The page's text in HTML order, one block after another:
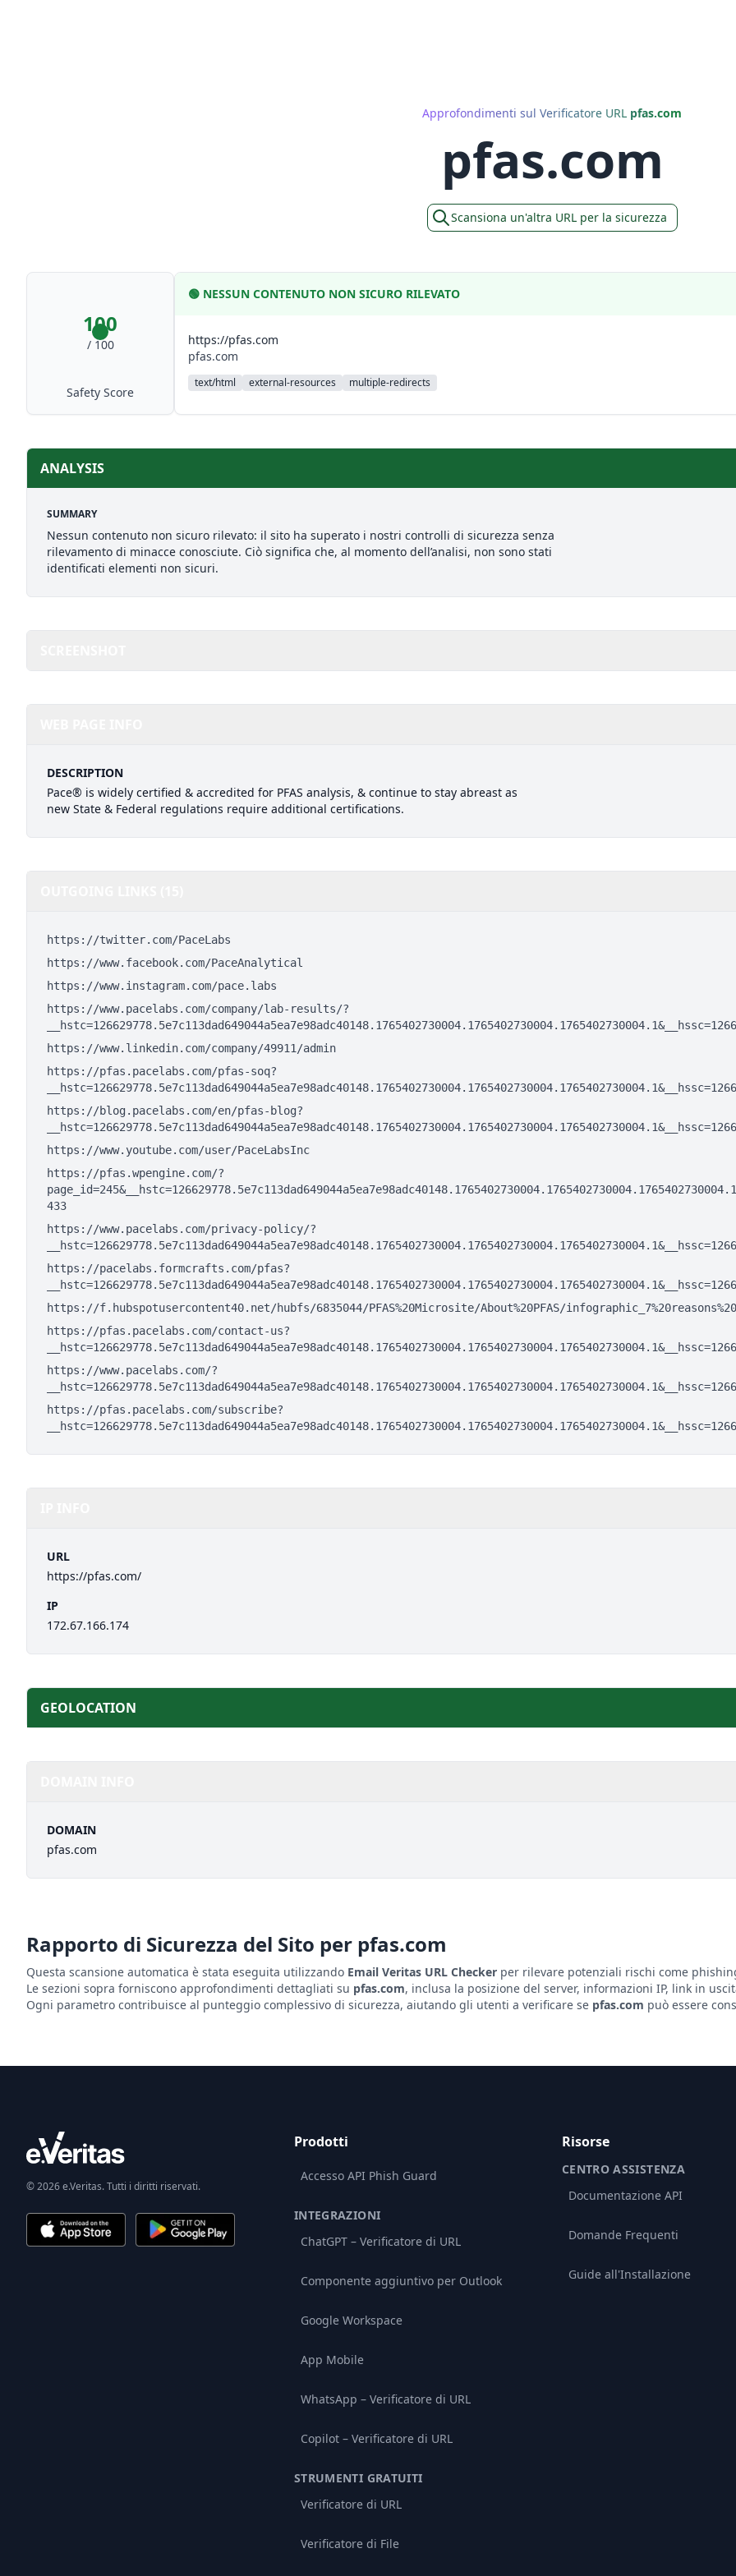
Approfondimenti sul Verificatore URL pfas.com
pfas.com
Scansiona un'altra URL per la sicurezza
100
/ 100
Safety Score
🟢 NESSUN CONTENUTO NON SICURO RILEVATO
https://pfas.com
pfas.com
text/html external-resources multiple-redirects
ANALYSIS
SUMMARY
Nessun contenuto non sicuro rilevato: il sito ha superato i nostri controlli di sicurezza senza
rilevamento di minacce conosciute. Ciò significa che, al momento dell’analisi, non sono stati
identificati elementi non sicuri.
DESCRIPTION
Pace® is widely certified & accredited for PFAS analysis, & continue to stay abreast as
new State & Federal regulations require additional certifications.
https://twitter.com/PaceLabs
https://www.facebook.com/PaceAnalytical
https://www.instagram.com/pace.labs
https://www.pacelabs.com/company/lab-results/?
https://www.linkedin.com/company/49911/admin
https://pfas.pacelabs.com/pfas-soq?
https://blog.pacelabs.com/en/pfas-blog?
https://www.youtube.com/user/PaceLabsInc
https://pfas.wpengine.com/?
433
https://www.pacelabs.com/privacy-policy/?
https://pacelabs.formcrafts.com/pfas?
https://f.hubspotusercontent40.net/hubfs/6835044/PFAS%20Microsite/About%20PFAS/
https://pfas.pacelabs.com/contact-us?
https://www.pacelabs.com/?
https://pfas.pacelabs.com/subscribe?
URL
https://pfas.com/
IP
172.67.166.174
GEOLOCATION
DOMAIN
pfas.com
Rapporto di Sicurezza del Sito per pfas.com
Questa scansione automatica è stata eseguita utilizzando Email Veritas URL Checker per rilevare potenziali rischi come
Le sezioni sopra forniscono approfondimenti dettagliati su pfas.com, inclusa la posizione del server, informazioni IP, link in
Ogni parametro contribuisce al punteggio complessivo di sicurezza, aiutando gli utenti a verificare se pfas.com può essere
© 2026 e.Veritas. Tutti i diritti riservati.
Prodotti
Accesso API Phish Guard
INTEGRAZIONI
ChatGPT – Verificatore di URL
Componente aggiuntivo per Outlook
Google Workspace
App Mobile
WhatsApp – Verificatore di URL
Copilot – Verificatore di URL
STRUMENTI GRATUITI
Verificatore di URL
Verificatore di File
Risorse
CENTRO ASSISTENZA
Documentazione API
Domande Frequenti
Guide all'Installazione